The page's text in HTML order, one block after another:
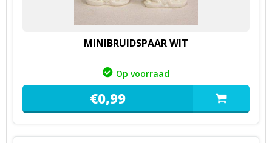
MINIBRUIDSPAAR WIT
Op voorraad
€0,99